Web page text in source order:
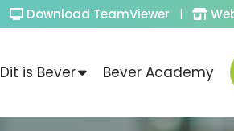
Download TeamViewer |
Dit is Bever Bever Academy